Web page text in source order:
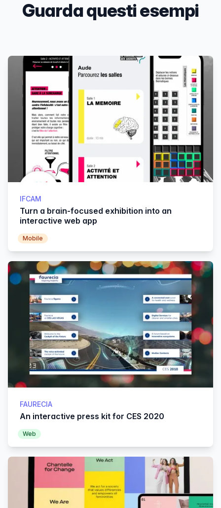
Guarda questi esempi
Products
IFCAM
Turn a brain-focused exhibition into an
interactive web app
Mobile
FAURECIA
An interactive press kit for CES 2020
Web